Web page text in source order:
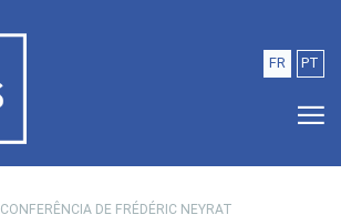
FR PT
CONFERÊNCIA DE FRÉDÉRIC NEYRAT